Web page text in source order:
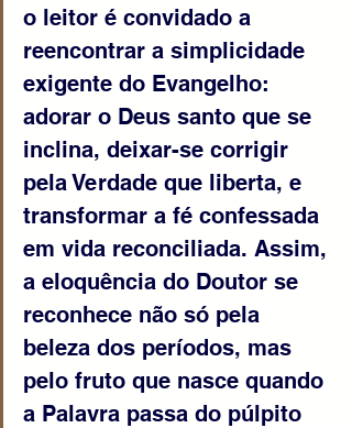
o leitor é convidado a
reencontrar a simplicidade
exigente do Evangelho:
adorar o Deus santo que se
inclina, deixar-se corrigir
pela Verdade que liberta, e
transformar a fé confessada
em vida reconciliada. Assim,
a eloquência do Doutor se
reconhece não só pela
beleza dos períodos, mas
pelo fruto que nasce quando
a Palavra passa do púlpito